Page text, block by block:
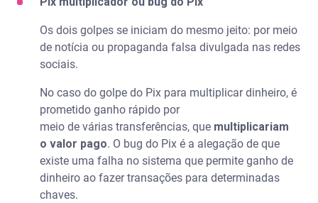
Os dois golpes se iniciam do mesmo jeito: por meio
de notícia ou propaganda falsa divulgada nas redes
sociais.
No caso do golpe do Pix para multiplicar dinheiro, é
prometido ganho rápido por
meio de várias transferências, que multiplicariam
o valor pago. O bug do Pix é a alegação de que
existe uma falha no sistema que permite ganho de
dinheiro ao fazer transações para determinadas
chaves.